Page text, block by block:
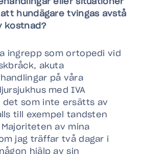
hundägare tvingas avstå
kostnad?
ingrepp som ortopedi vid
akuta
på våra
med IVA
det som inte ersätts av
till exempel tandsten
av mina
jag träffar två dagar i
hjälp av sin